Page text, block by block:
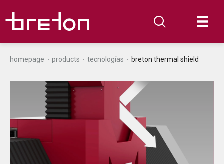
homepage products tecnologías breton thermal shield